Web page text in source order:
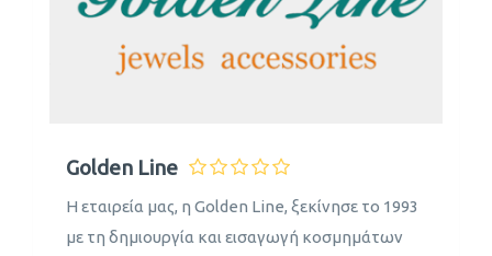
Golden Line
Η εταιρεία μας, η Golden Line, ξεκίνησε το 1993
με τη δημιουργία και εισαγωγή κοσμημάτων